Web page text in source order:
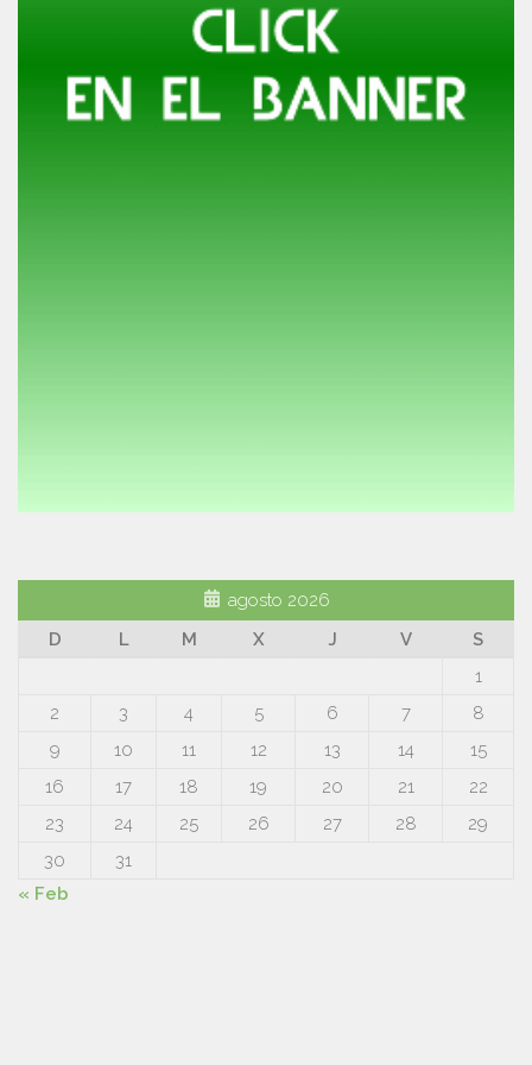
agosto 2026
D
L M X J V
S
1
2
3 4 5 6 7
8
9
10 11 12 13 14
15
16
17 18 19 20 21
22
23
24 25 26 27 28
29
30
31
« Feb